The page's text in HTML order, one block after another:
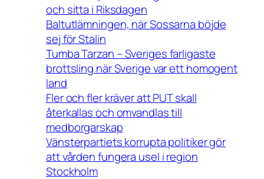
och sitta i Riksdagen
Baltutlämningen, när Sossarna böjde
sej för Stalin
Tumba Tarzan – Sveriges farligaste
brottsling när Sverige var ett homogent
land
Fler och fler kräver att PUT skall
återkallas och omvandlas till
medborgarskap
Vänsterpartiets korrupta politiker gör
att vården fungera usel i region
Stockholm